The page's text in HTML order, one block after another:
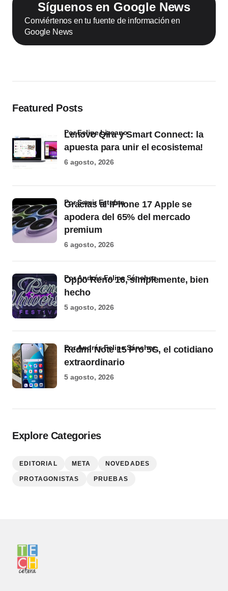
Síguenos en Google News
Conviértenos en tu fuente de información en
Google News
Featured Posts
Lenovo Qira y Smart Connect: la
apuesta para unir el ecosistema!
por Felipe Lizcano
6 agosto, 2026
Gracias al iPhone 17 Apple se
apodera del 65% del mercado
premium
por Samir Estefan
6 agosto, 2026
Oppo Reno 16, simplemente, bien
hecho
por Andrés Felipe Sánchez
5 agosto, 2026
Redmi Note 15 Pro 5G, el cotidiano
extraordinario
por Andrés Felipe Sánchez
5 agosto, 2026
Explore Categories
EDITORIAL META NOVEDADES
PROTAGONISTAS PRUEBAS